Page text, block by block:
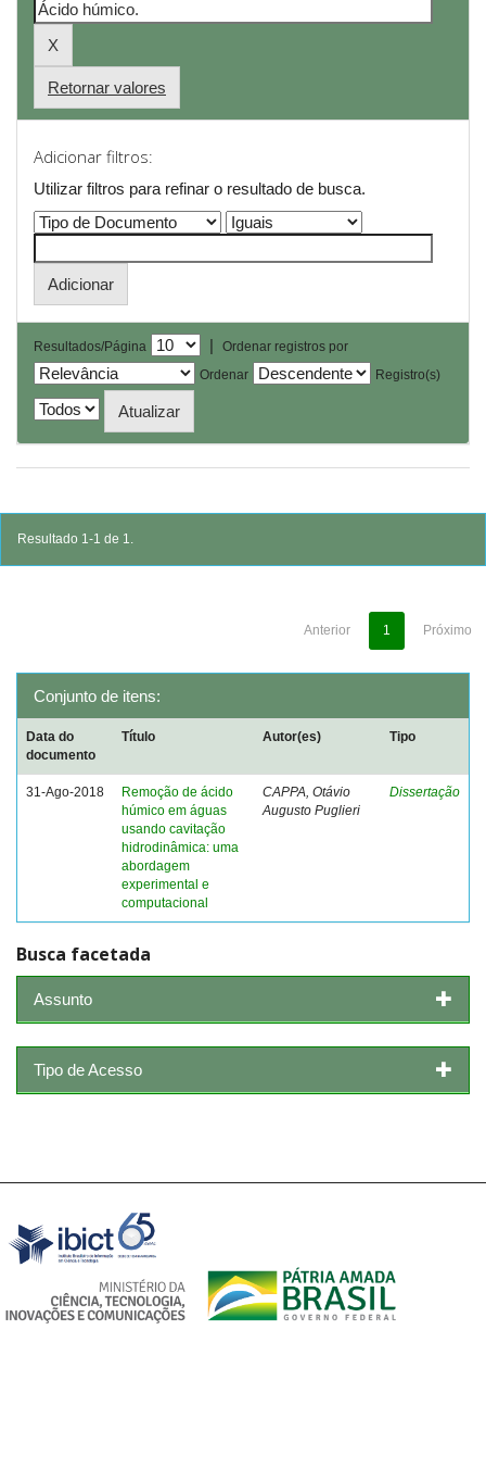
Retornar valores
Adicionar filtros:
Utilizar filtros para refinar o resultado de busca.
Resultados/Página |
Ordenar registros por
Ordenar
Registro(s)
Resultado 1-1 de 1.
Anterior 1 Próximo
Conjunto de itens:
Data do
documento
Título Autor(es) Tipo
31-Ago-2018
Remoção de ácido
húmico em águas
usando cavitação
hidrodinâmica: uma
abordagem
experimental e
computacional
CAPPA, Otávio
Augusto Puglieri
Dissertação
Busca facetada
Assunto
Tipo de Acesso